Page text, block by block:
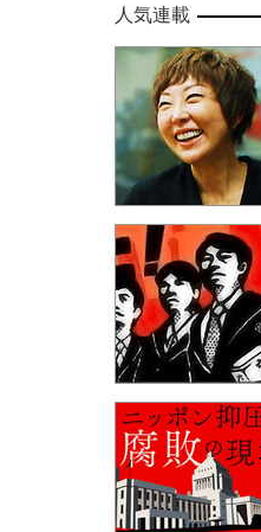
人気連載